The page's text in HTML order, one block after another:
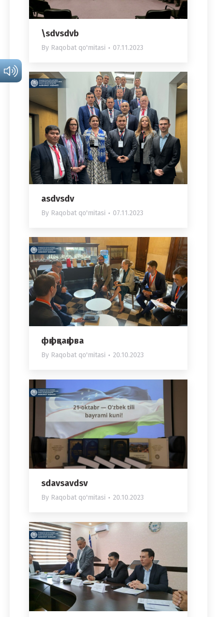
\sdvsdvb
By Raqobat qo'mitasi 07.11.2023
asdvsdv
By Raqobat qo'mitasi 07.11.2023
фқфқвақфва
By Raqobat qo'mitasi 20.10.2023
sdavsavdsv
By Raqobat qo'mitasi 20.10.2023